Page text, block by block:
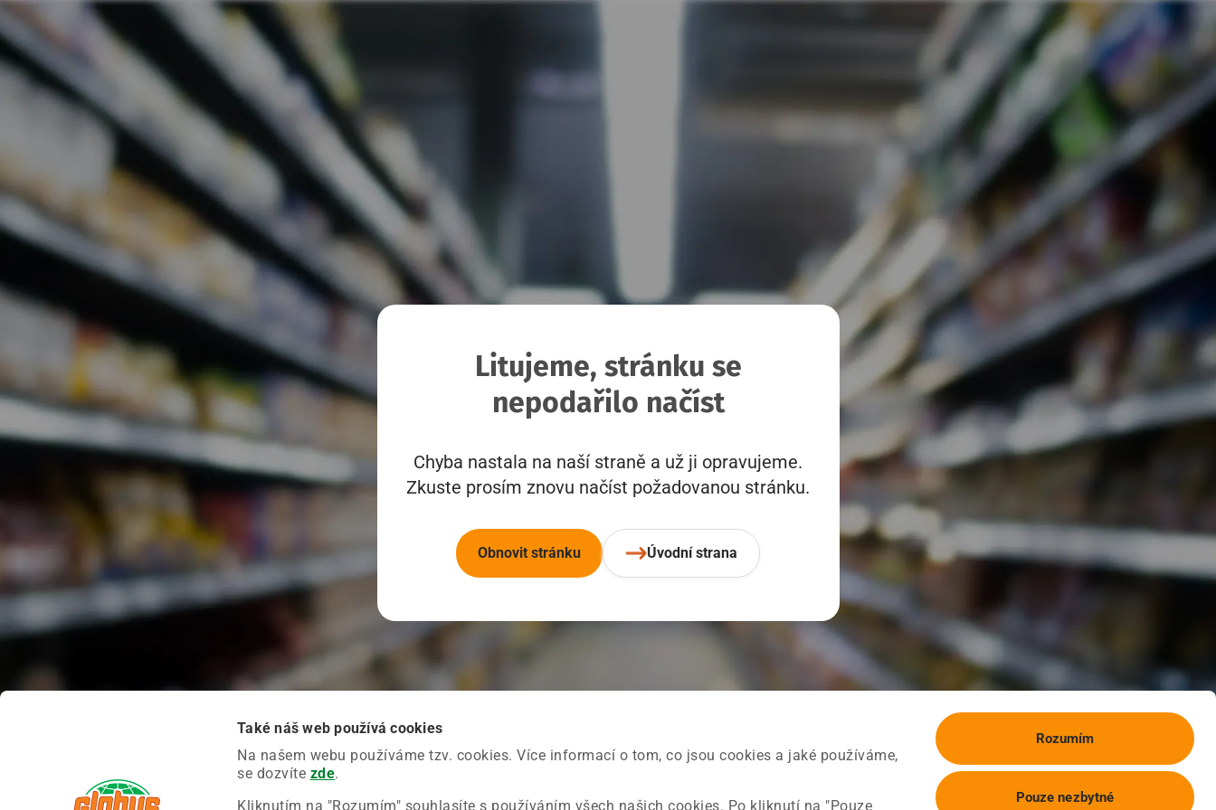
Také náš web používá cookies
Na našem webu používáme tzv. cookies. Více informací o tom, co jsou cookies a jaké používáme,
se dozvíte zde.
Kliknutím na "Rozumím" souhlasíte s používáním všech našich cookies. Po kliknutí na "Pouze
Rozumím
Pouze nezbytné
Litujeme, stránku se
nepodařilo načíst
Chyba nastala na naší straně a už ji opravujeme.
Zkuste prosím znovu načíst požadovanou stránku.
Obnovit stránku Úvodní strana